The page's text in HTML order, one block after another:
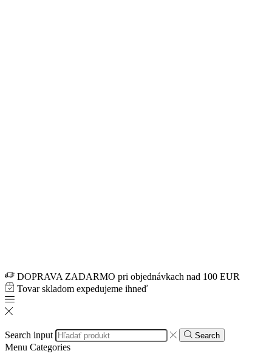
DOPRAVA ZADARMO pri objednávkach nad 100 EUR
Tovar skladom expedujeme ihneď
Search input Search
Menu Categories